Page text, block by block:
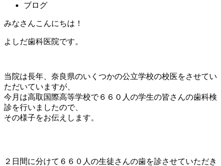
ブログ
みなさんこんにちは！
よしだ歯科医院です。
当院は長年、奈良県のいくつかの公立学校の校医をさせてい
ただいていますが、
今月は高取国際高等学校で６６０人の学生の皆さんの歯科検
診を行いましたので、
その様子をお伝えします。
２日間に分けて６６０人の生徒さんの歯を診させていただき